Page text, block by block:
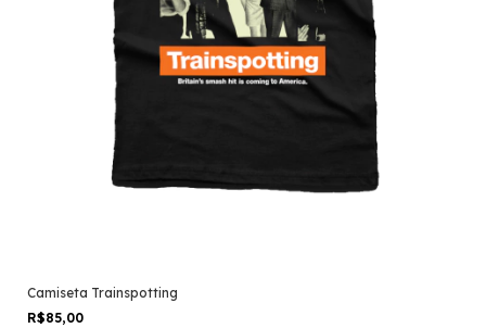
Camiseta Trainspotting
R$85,00